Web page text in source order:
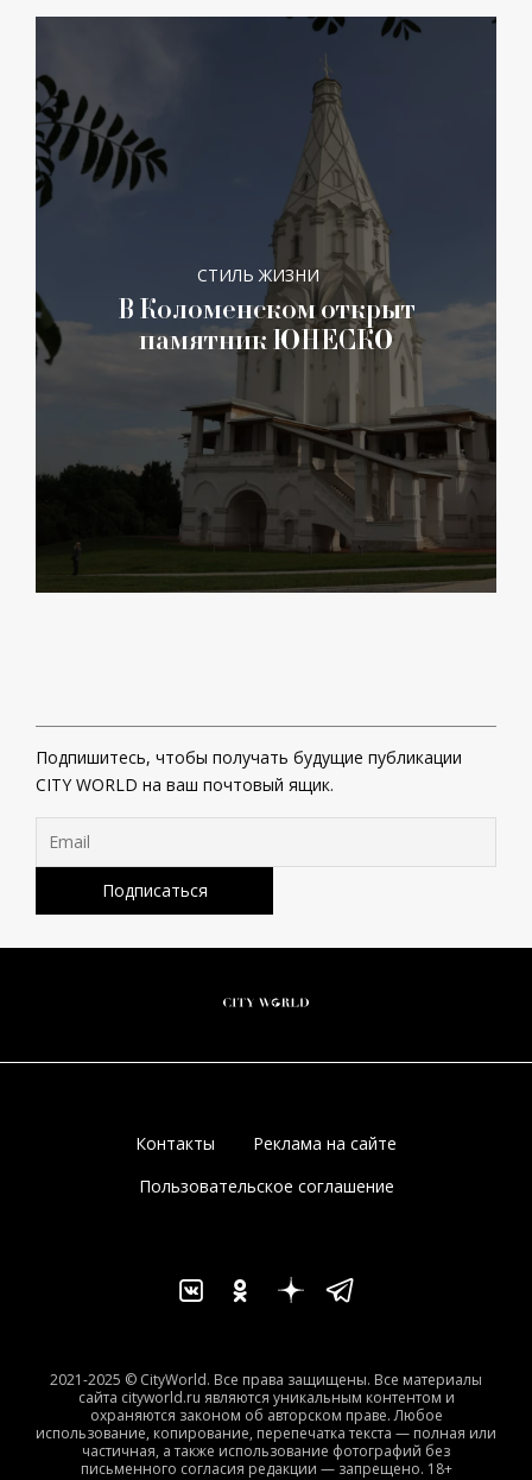
СТИЛЬ ЖИЗНИ
В Коломенском открыт
памятник ЮНЕСКО
Подпишитесь, чтобы получать будущие публикации
CITY WORLD на ваш почтовый ящик.
Контакты
Реклама на сайте
Пользовательское соглашение
2021-2025 © CityWorld. Все права защищены. Все материалы
сайта cityworld.ru являются уникальным контентом и
охраняются законом об авторском праве. Любое
использование, копирование, перепечатка текста — полная или
частичная, а также использование фотографий без
письменного согласия редакции — запрещено. 18+